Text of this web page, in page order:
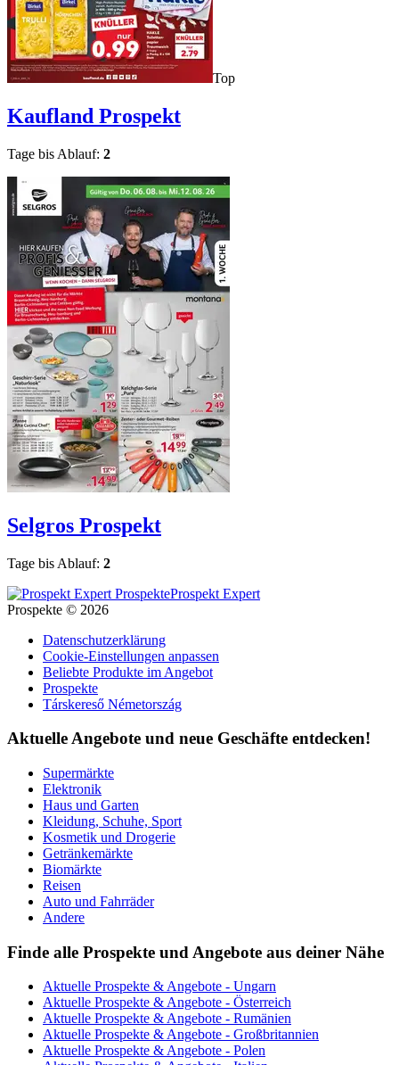
Top
Kaufland Prospekt
Tage bis Ablauf: 2
Selgros Prospekt
Tage bis Ablauf: 2
Prospekt Expert
Prospekte © 2026
Datenschutzerklärung
Cookie-Einstellungen anpassen
Beliebte Produkte im Angebot
Prospekte
Társkereső Németország
Aktuelle Angebote und neue Geschäfte entdecken!
Supermärkte
Elektronik
Haus und Garten
Kleidung, Schuhe, Sport
Kosmetik und Drogerie
Getränkemärkte
Biomärkte
Reisen
Auto und Fahrräder
Andere
Finde alle Prospekte und Angebote aus deiner Nähe
Aktuelle Prospekte & Angebote - Ungarn
Aktuelle Prospekte & Angebote - Österreich
Aktuelle Prospekte & Angebote - Rumänien
Aktuelle Prospekte & Angebote - Großbritannien
Aktuelle Prospekte & Angebote - Polen